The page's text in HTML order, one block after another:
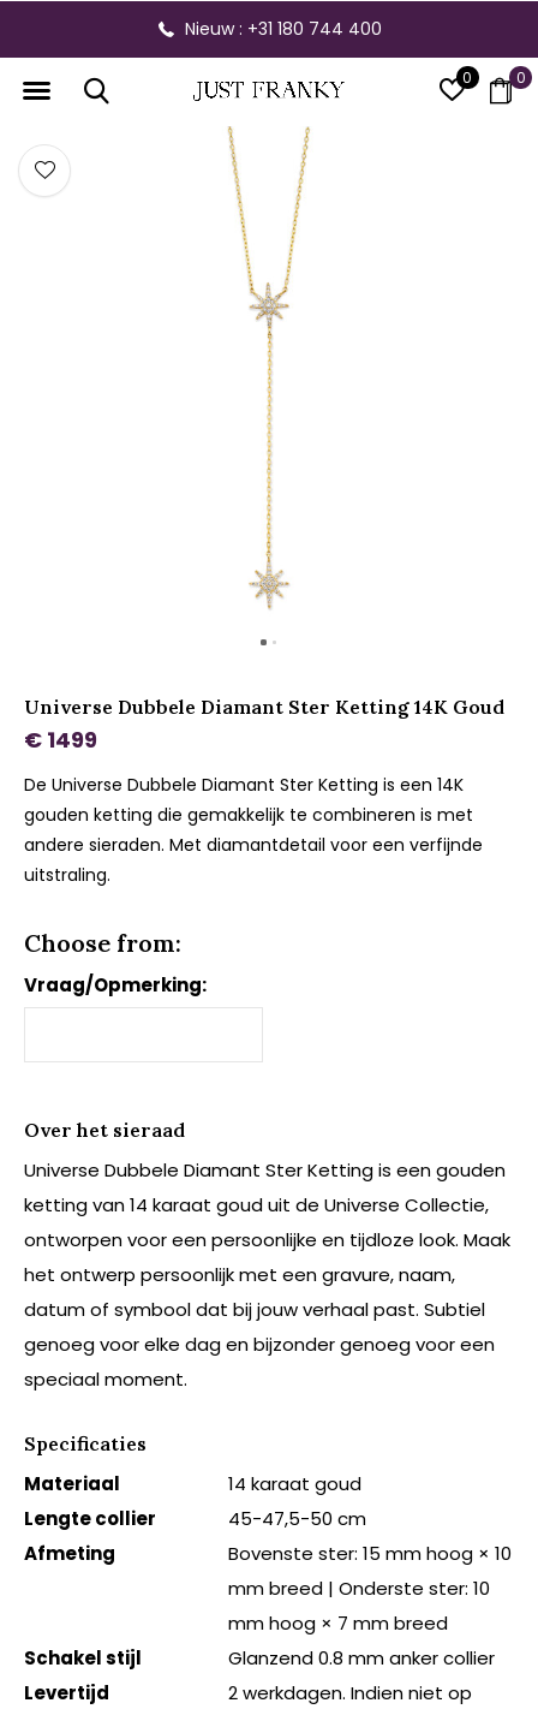
0 0
Nieuw : +31 180 744 400
Universe Dubbele Diamant Ster Ketting 14K Goud
€ 1499
De Universe Dubbele Diamant Ster Ketting is een 14K
gouden ketting die gemakkelijk te combineren is met
andere sieraden. Met diamantdetail voor een verfijnde
uitstraling.
Choose from:
Vraag/Opmerking:
Over het sieraad
Universe Dubbele Diamant Ster Ketting is een gouden
ketting van 14 karaat goud uit de Universe Collectie,
ontworpen voor een persoonlijke en tijdloze look. Maak
het ontwerp persoonlijk met een gravure, naam,
datum of symbool dat bij jouw verhaal past. Subtiel
genoeg voor elke dag en bijzonder genoeg voor een
speciaal moment.
Specificaties
Materiaal
14 karaat goud
Lengte collier
45-47,5-50 cm
Afmeting
Bovenste ster: 15 mm hoog × 10
mm breed | Onderste ster: 10
mm hoog × 7 mm breed
Schakel stijl
Glanzend 0.8 mm anker collier
Levertijd
2 werkdagen. Indien niet op